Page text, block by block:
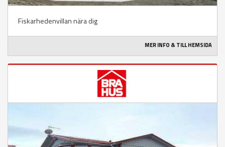
Fiskarhedenvillan nära dig
MER INFO & TILL HEMSIDA